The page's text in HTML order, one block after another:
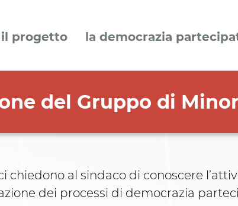
il progetto la democrazia
del Gruppo di
chiedono al sindaco di conoscere
dei processi di democrazia